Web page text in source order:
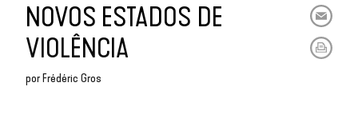
NOVOS ESTADOS DE
VIOLÊNCIA
porFrédéric Gros